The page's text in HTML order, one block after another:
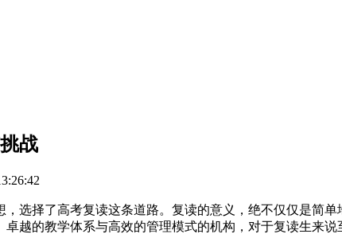
战
择了高考复读这条道路。复读的意义，绝不仅仅是简单
卓越的教学体系与高效的管理模式的机构，对于复读生来说